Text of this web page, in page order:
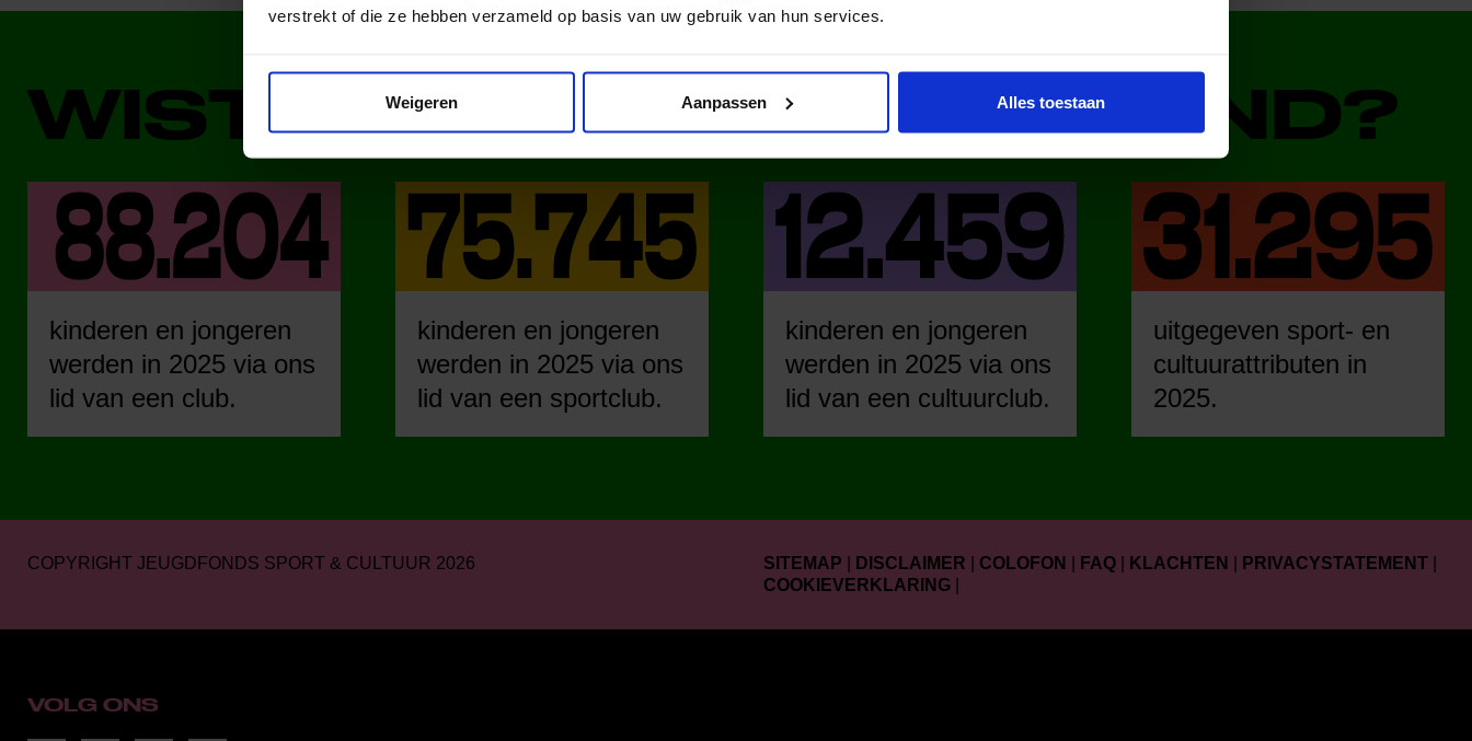
verstrekt of die ze hebben verzameld op basis van uw gebruik van hun services.
Weigeren Aanpassen Alles toestaan
WIST JE DAT IN NEDERLAND?
kinderen en jongeren
werden in 2025 via ons
lid van een club.
kinderen en jongeren
werden in 2025 via ons
lid van een sportclub.
kinderen en jongeren
werden in 2025 via ons
lid van een cultuurclub.
uitgegeven sport- en
cultuurattributen in
2025.
COPYRIGHT JEUGDFONDS SPORT & CULTUUR 2026 SITEMAP DISCLAIMER COLOFON FAQ KLACHTEN PRIVACYSTATEMENT
COOKIEVERKLARING
VOLG ONS